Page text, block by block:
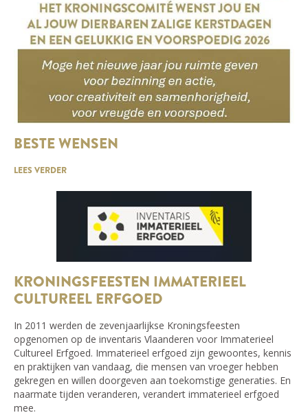
BESTE WENSEN
LEES VERDER
KRONINGSFEESTEN IMMATERIEEL
CULTUREEL ERFGOED
In 2011 werden de zevenjaarlijkse Kroningsfeesten
opgenomen op de inventaris Vlaanderen voor Immaterieel
Cultureel Erfgoed. Immaterieel erfgoed zijn gewoontes, kennis
en praktijken van vandaag, die mensen van vroeger hebben
gekregen en willen doorgeven aan toekomstige generaties. En
naarmate tijden veranderen, verandert immaterieel erfgoed
mee.